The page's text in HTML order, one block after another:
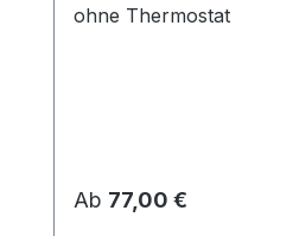
ohne Thermostat
Regulärer Preis:
Ab 77,00 €